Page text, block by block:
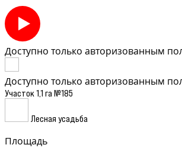
Доступно только авторизованным
Доступно только авторизованным
Участок 1,1 га №185
Лесная усадьба
Площадь